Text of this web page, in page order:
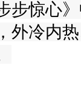
步惊心
外冷内